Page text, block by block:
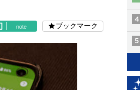
note ブックマーク